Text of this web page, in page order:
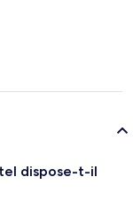
dispose-t-il